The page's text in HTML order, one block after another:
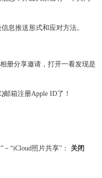
息推送形式和应对方法。
册分享邀请，打开一看发现是
－“iCloud照片共享”： 关闭